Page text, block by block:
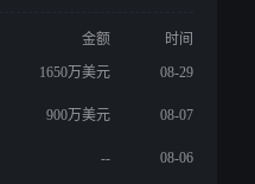
金额
时间
1650万美元 08-29
900万美元 08-07
-- 08-06